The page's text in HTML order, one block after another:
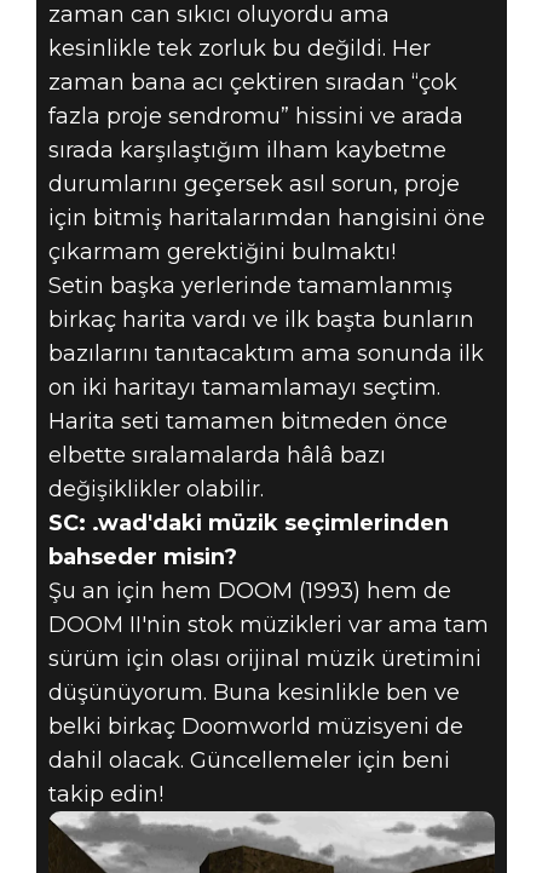
zaman can sıkıcı oluyordu ama
kesinlikle tek zorluk bu değildi. Her
zaman bana acı çektiren sıradan “çok
fazla proje sendromu” hissini ve arada
sırada karşılaştığım ilham kaybetme
durumlarını geçersek asıl sorun, proje
için bitmiş haritalarımdan hangisini öne
çıkarmam gerektiğini bulmaktı!
Setin başka yerlerinde tamamlanmış
birkaç harita vardı ve ilk başta bunların
bazılarını tanıtacaktım ama sonunda ilk
on iki haritayı tamamlamayı seçtim.
Harita seti tamamen bitmeden önce
elbette sıralamalarda hâlâ bazı
değişiklikler olabilir.
SC: .wad'daki müzik seçimlerinden
bahseder misin?
Şu an için hem DOOM (1993) hem de
DOOM II'nin stok müzikleri var ama tam
sürüm için olası orijinal müzik üretimini
düşünüyorum. Buna kesinlikle ben ve
belki birkaç Doomworld müzisyeni de
dahil olacak. Güncellemeler için beni
takip edin!